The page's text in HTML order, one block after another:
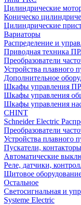
Цилиндрические
Коническо
Цилиндрические
Вариаторы
Распределение и
Приводная техника
Преобразователи
Устройства плавного
Дополнительное
Шкафы управления
Шкафы управления
Шкафы управления
CHINT
Schneider Electric
Преобразователи
Устройства плавного
Пускатели,
Автоматические
Реле, датчики,
Щитовое
Остальное
Светосигнальная и
Systeme Electric